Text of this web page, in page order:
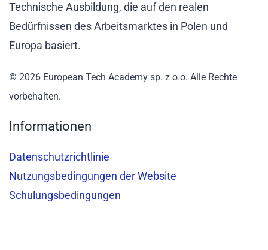
Technische Ausbildung, die auf den realen
Bedürfnissen des Arbeitsmarktes in Polen und
Europa basiert.
© 2026 European Tech Academy sp. z o.o. Alle Rechte
vorbehalten.
Informationen
Datenschutzrichtlinie
Nutzungsbedingungen der Website
Schulungsbedingungen